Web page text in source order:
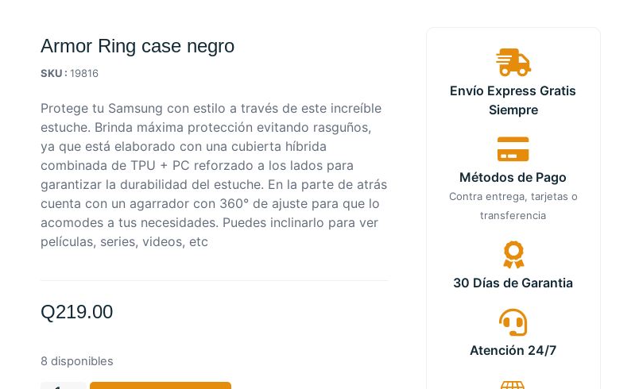
Armor Ring case negro
SKU :19816
Protege tu Samsung con estilo a través de este increíble
estuche. Brinda máxima protección evitando rasguños,
ya que está elaborado con una cubierta híbrida
combinada de TPU + PC reforzado a los lados para
garantizar la durabilidad del estuche. En la parte de atrás
cuenta con un agarrador con 360° de ajuste para que lo
acomodes a tus necesidades. Puedes inclinarlo para ver
películas, series, videos, etc
Q219.00
8 disponibles
Envío Express Gratis
Siempre
Métodos de Pago
Contra entrega, tarjetas o
transferencia
30 Días de Garantia
Atención 24/7